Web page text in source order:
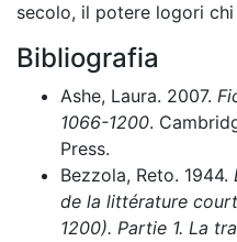
secolo, il potere logori chi
Bibliografia
Ashe, Laura. 2007.
1066-1200.
Press.
Bezzola, Reto. 1944.
de la littérature
1200). Partie 1. La